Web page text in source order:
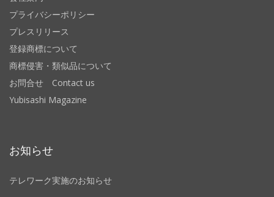
プライバシーポリシー
プレスリリース
登録商標について
商標侵害・類似品について
お問合せ Contact us
Yubisashi Magazine
お知らせ
テレワーク実施のお知らせ